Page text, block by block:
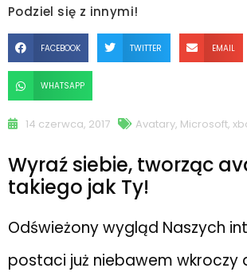
Podziel się z innymi!
FACEBOOK TWITTER EMAIL
WHATSAPP
14 czerwca, 2017 Avatary, Microsoft,
Wyraź siebie, tworząc
takiego jak Ty!
Odświeżony wygląd Naszych
postaci już niebawem wkroczy